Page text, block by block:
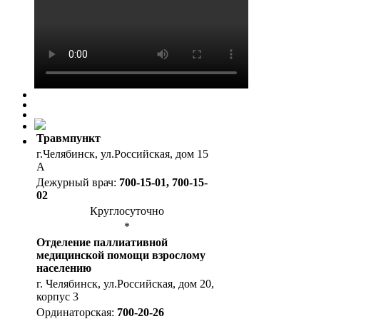
Травмпункт
г.Челябинск, ул.Российская, дом 15
А
Дежурный врач: 700-15-01, 700-15-
02
Круглосуточно
*
Отделение паллиативной
медицинской помощи взрослому
населению
г. Челябинск, ул.Российская, дом 20,
корпус 3
Ординаторская: 700-20-26